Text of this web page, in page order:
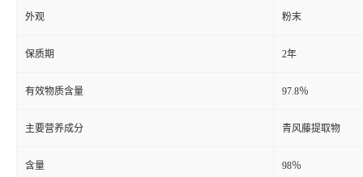
外观 粉末
保质期 2年
有效物质含量 97.8％
主要营养成分 青风藤提取物
含量 98％